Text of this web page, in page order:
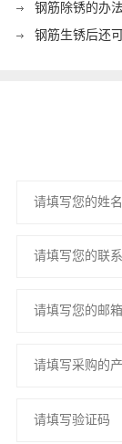
钢筋除锈的办
钢筋生锈后还